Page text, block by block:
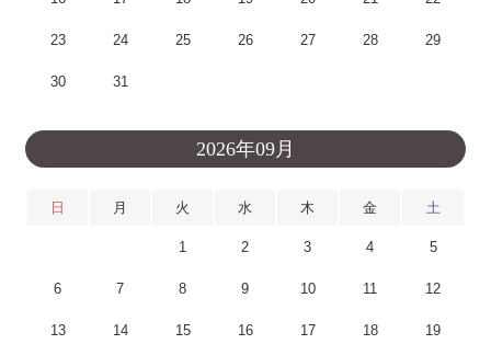
23 24 25 26 27 28 29
30 31
2026年09月
日 月 火 水 木 金 土
1 2 3 4 5
6 7 8 9 10 11 12
13 14 15 16 17 18 19